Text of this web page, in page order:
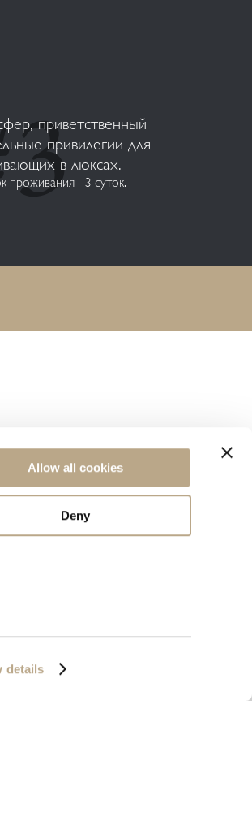
details
Allow all cookies
Deny
приветственный
привилегии для
в люксах.
проживания - 3 суток.